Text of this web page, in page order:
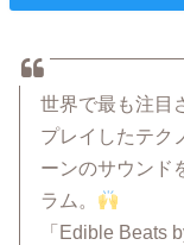
世界で最も注目
プレイしたテク
ーンのサウンド
ラム。
「Edible Beats